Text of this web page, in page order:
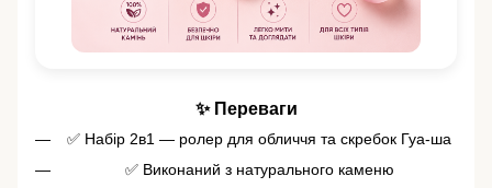
✨ Переваги
✅ Набір 2в1 — ролер для обличчя та скребок Гуа-ша
✅ Виконаний з натурального каменю